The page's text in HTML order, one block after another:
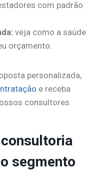
com padrão
veja como a saúde
orçamento.
personalizada,
e receba
consultores.
segmento